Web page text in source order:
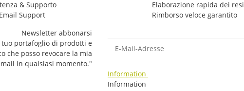
& Supporto
Support
Elaborazione rapida dei resi
Rimborso veloce garantito
Newsletter abbonarsi
portafoglio di prodotti e
che posso revocare la mia
in qualsiasi momento."
Information
Information